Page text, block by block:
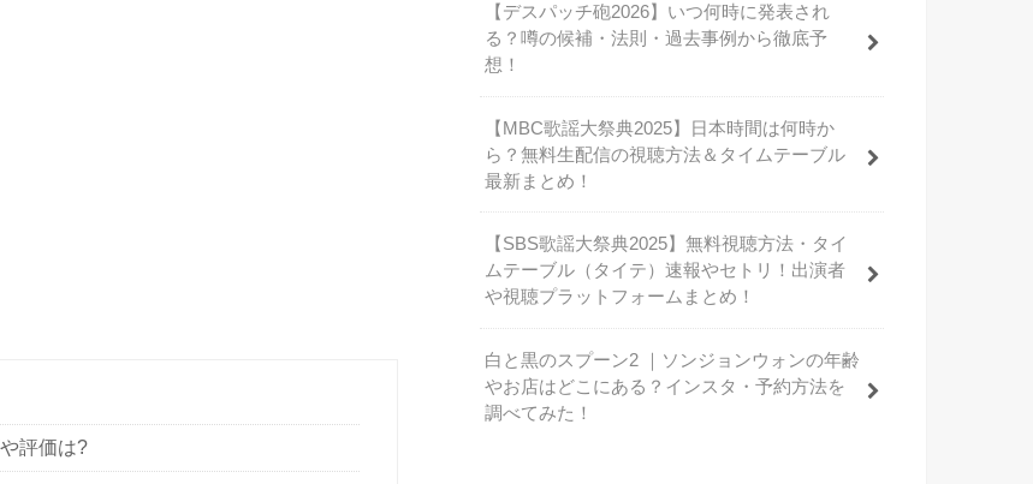
評価は?
【デスパッチ砲2026】いつ何時に発表され
る？噂の候補・法則・過去事例から徹底予
想！
【MBC歌謡大祭典2025】日本時間は何時か
ら？無料生配信の視聴方法＆タイムテーブル
最新まとめ！
【SBS歌謡大祭典2025】無料視聴方法・タイ
ムテーブル（タイテ）速報やセトリ！出演者
や視聴プラットフォームまとめ！
白と黒のスプーン2 ｜ソンジョンウォンの年齢
やお店はどこにある？インスタ・予約方法を
調べてみた！